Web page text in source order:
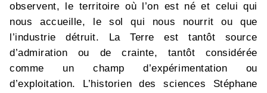
observent, le territoire où l’on est né et celui qui
nous accueille, le sol qui nous nourrit ou que
l’industrie détruit. La Terre est tantôt source
d’admiration ou de crainte, tantôt considérée
comme un champ d’expérimentation ou
d’exploitation. L’historien des sciences Stéphane